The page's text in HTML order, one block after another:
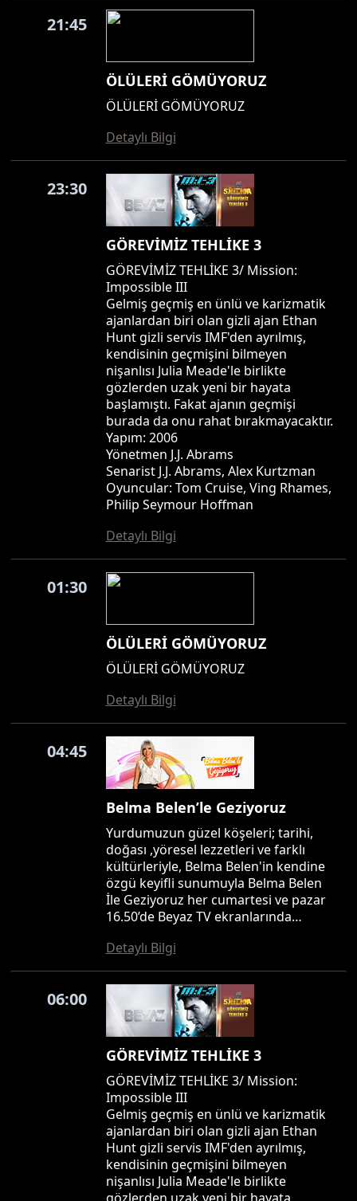
21:45
ÖLÜLERİ GÖMÜYORUZ
ÖLÜLERİ GÖMÜYORUZ
Detaylı Bilgi
23:30
GÖREVİMİZ TEHLİKE 3
GÖREVİMİZ TEHLİKE 3/ Mission:
Impossible III
Gelmiş geçmiş en ünlü ve karizmatik
ajanlardan biri olan gizli ajan Ethan
Hunt gizli servis IMF'den ayrılmış,
kendisinin geçmişini bilmeyen
nişanlısı Julia Meade'le birlikte
gözlerden uzak yeni bir hayata
başlamıştı. Fakat ajanın geçmişi
burada da onu rahat bırakmayacaktır.
Yapım: 2006
Yönetmen J.J. Abrams
Senarist J.J. Abrams, Alex Kurtzman
Oyuncular: Tom Cruise, Ving Rhames,
Philip Seymour Hoffman
Detaylı Bilgi
01:30
ÖLÜLERİ GÖMÜYORUZ
ÖLÜLERİ GÖMÜYORUZ
Detaylı Bilgi
04:45
Belma Belen’le Geziyoruz
Yurdumuzun güzel köşeleri; tarihi,
doğası ,yöresel lezzetleri ve farklı
kültürleriyle, Belma Belen'in kendine
özgü keyifli sunumuyla Belma Belen
İle Geziyoruz her cumartesi ve pazar
16.50’de Beyaz TV ekranlarında…
Detaylı Bilgi
06:00
GÖREVİMİZ TEHLİKE 3
GÖREVİMİZ TEHLİKE 3/ Mission:
Impossible III
Gelmiş geçmiş en ünlü ve karizmatik
ajanlardan biri olan gizli ajan Ethan
Hunt gizli servis IMF'den ayrılmış,
kendisinin geçmişini bilmeyen
nişanlısı Julia Meade'le birlikte